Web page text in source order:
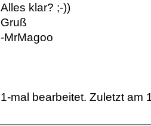
Alles klar? ;-))
Gruß
-MrMagoo
1-mal bearbeitet. Zuletzt am